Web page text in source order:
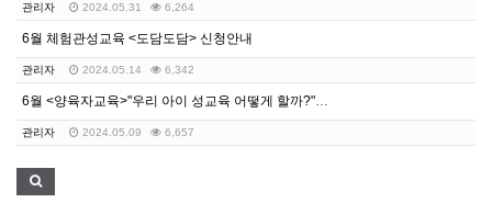
관리자 2024.05.31 6,264
6월 체험관성교육 <도담도담> 신청안내
관리자 2024.05.14 6,342
6월 <양육자교육>"우리 아이 성교육 어떻게 할까?" …
관리자 2024.05.09 6,657